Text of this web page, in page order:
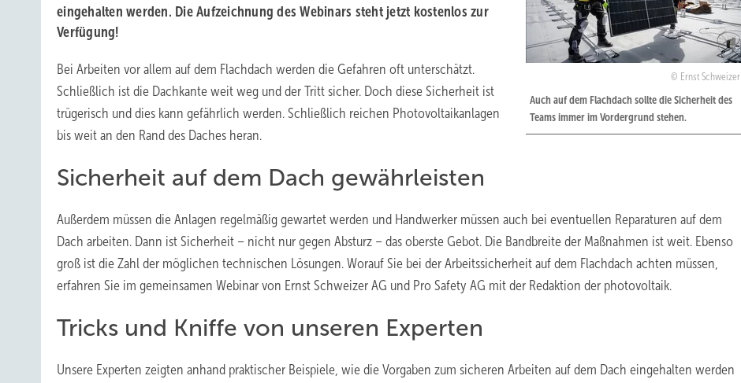
Ernst Schweizer
Auch auf dem Flachdach sollte die Sicherheit des
Teams immer im Vordergrund stehen.
eingehalten werden. Die Aufzeichnung des Webinars steht jetzt kostenlos zur
Verfügung!
Bei Arbeiten vor allem auf dem Flachdach werden die Gefahren oft unterschätzt.
Schließlich ist die Dachkante weit weg und der Tritt sicher. Doch diese Sicherheit ist
trügerisch und dies kann gefährlich werden. Schließlich reichen Photovoltaikanlagen
bis weit an den Rand des Daches heran.
Sicherheit auf dem Dach gewährleisten
Außerdem müssen die Anlagen regelmäßig gewartet werden und Handwerker müssen auch bei eventuellen Reparaturen auf dem
Dach arbeiten. Dann ist Sicherheit – nicht nur gegen Absturz – das oberste Gebot. Die Bandbreite der Maßnahmen ist weit. Ebenso
groß ist die Zahl der möglichen technischen Lösungen. Worauf Sie bei der Arbeitssicherheit auf dem Flachdach achten müssen,
erfahren Sie im gemeinsamen Webinar von Ernst Schweizer AG und Pro Safety AG mit der Redaktion der photovoltaik.
Tricks und Kniffe von unseren Experten
Unsere Experten zeigten anhand praktischer Beispiele, wie die Vorgaben zum sicheren Arbeiten auf dem Dach eingehalten werden